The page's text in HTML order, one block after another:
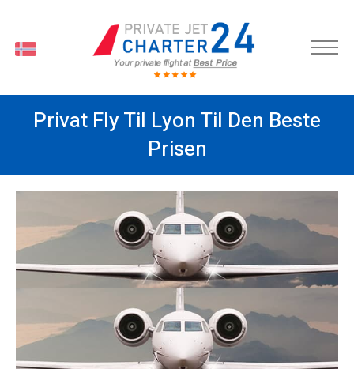
Privat Fly Til Lyon Til Den Beste
Prisen